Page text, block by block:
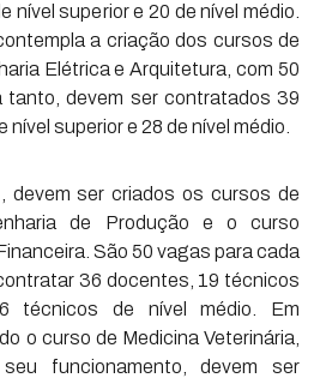
superior e 20 de nível médio.
a criação dos cursos de
Elétrica e Arquitetura, com 50
tanto, devem ser contratados 39
superior e 28 de nível médio.
devem ser criados os cursos de
de Produção e o curso
São 50 vagas para cada
36 docentes, 19 técnicos
técnicos de nível médio. Em
o curso de Medicina Veterinária,
funcionamento, devem ser